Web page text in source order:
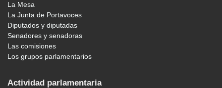
La Mesa
La Junta de Portavoces
Diputados y diputadas
Senadores y senadoras
Las comisiones
Los grupos parlamentarios
Actividad parlamentaria